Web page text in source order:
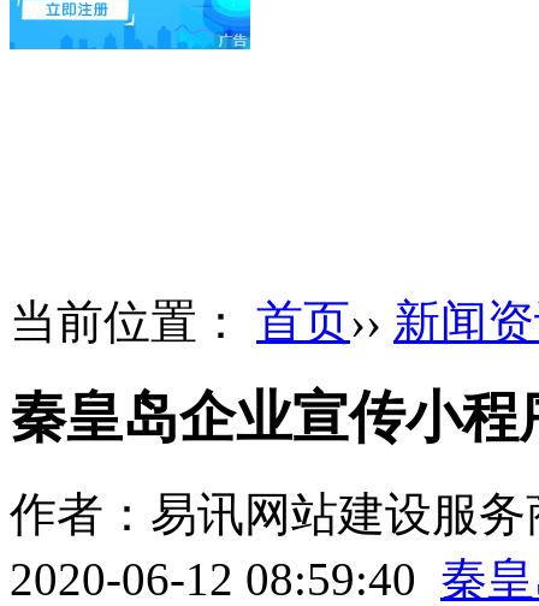
当前位置： 首页›› 新闻
秦皇岛企业宣传小
作者：易讯网站建设服
2020-06-12 08:59:40 秦